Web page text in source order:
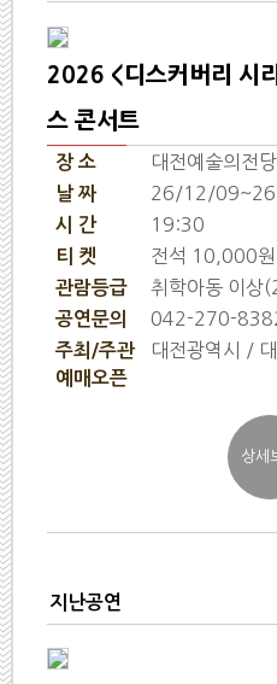
2026 <디스커버리 시
스 콘서트
장 소 대전예술의전
날 짜 26/12/
시 간 19:30
티 켓 전석 10,000원
관람등급 취학아동 이상
공연문의 042-270-
주최/주관 대전광역시 /
예매오픈
지난공연